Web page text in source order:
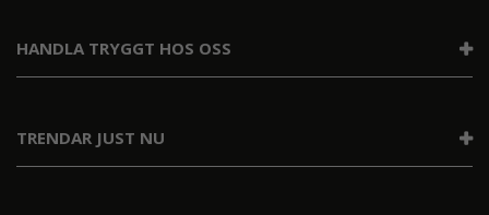
TRENDAR JUST NU
HANDLA TRYGGT HOS OSS